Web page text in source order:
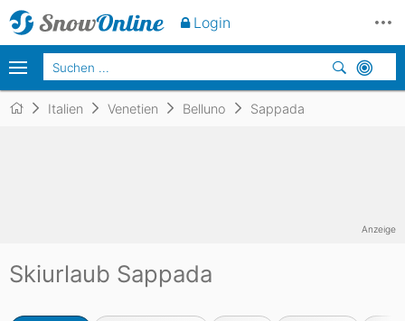
Italien Venetien Belluno Sappada
Skiurlaub Sappada
Anzeige
Login